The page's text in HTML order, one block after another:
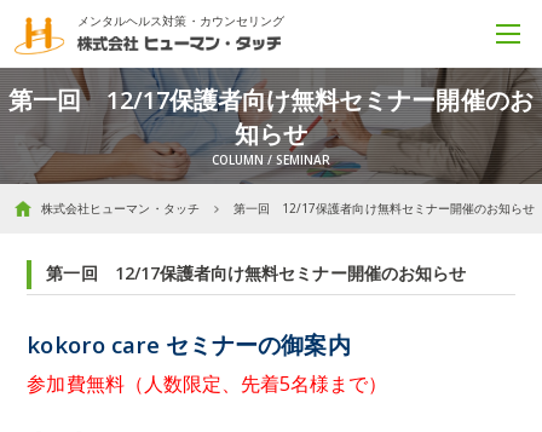
メンタルヘルス対策・カウンセリング
第一回 12/17保護者向け無料セミナー開催のお
知らせ
株式会社ヒューマン・タッチ 第一回 12/17保護者向け無料セミナー開催のお知らせ
第一回 12/17保護者向け無料セミナー開催のお知らせ
kokoro care セミナーの御案内
参加費無料（人数限定、先着5名様まで）